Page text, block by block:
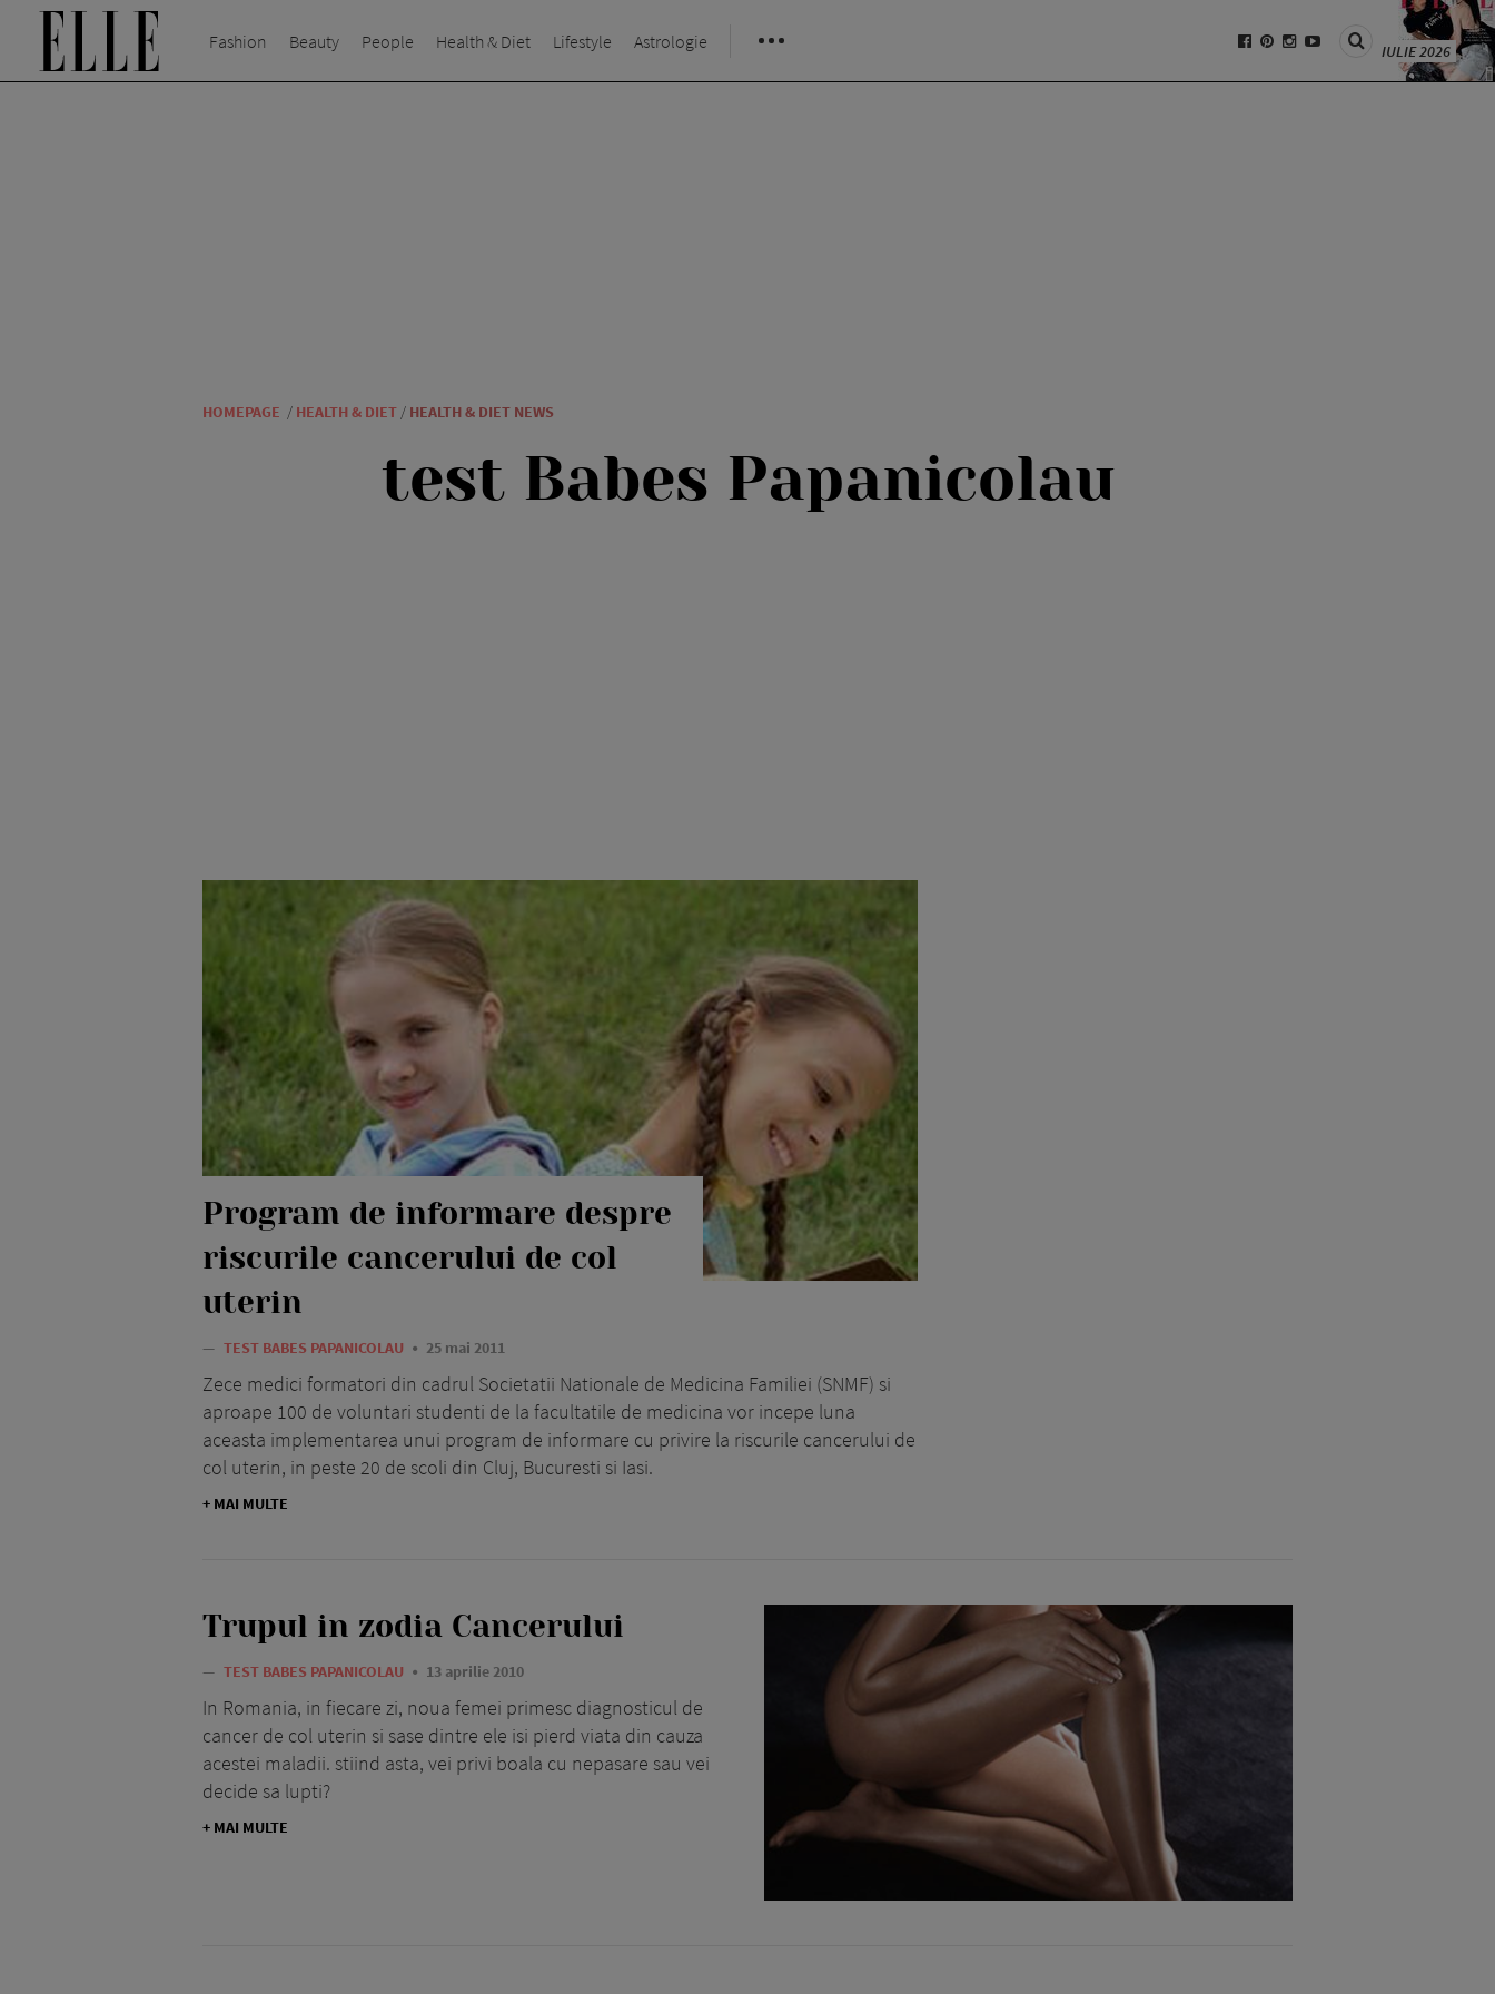
Fashion Beauty People Health & Diet Lifestyle Astrologie IULIE 2026
HOMEPAGE / HEALTH & DIET / HEALTH & DIET NEWS
test Babes Papanicolau
Program de informare despre
riscurile cancerului de col
uterin
— TEST BABES PAPANICOLAU 25 mai 2011
Zece medici formatori din cadrul Societatii Nationale de Medicina Familiei (SNMF) si
aproape 100 de voluntari studenti de la facultatile de medicina vor incepe luna
aceasta implementarea unui program de informare cu privire la riscurile cancerului de
col uterin, in peste 20 de scoli din Cluj, Bucuresti si Iasi.
+ MAI MULTE
Trupul in zodia Cancerului
— TEST BABES PAPANICOLAU 13 aprilie 2010
In Romania, in fiecare zi, noua femei primesc diagnosticul de
cancer de col uterin si sase dintre ele isi pierd viata din cauza
acestei maladii. stiind asta, vei privi boala cu nepasare sau vei
decide sa lupti?
+ MAI MULTE